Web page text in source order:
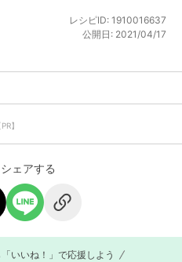
レシピID: 1910016637
公開日: 2021/04/17
PR】
ェアする
いいね！」で応援しよう